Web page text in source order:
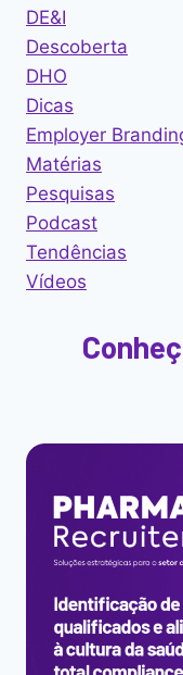
DE&I
Descoberta
DHO
Dicas
Employer
Matérias
Pesquisas
Podcast
Tendências
Vídeos